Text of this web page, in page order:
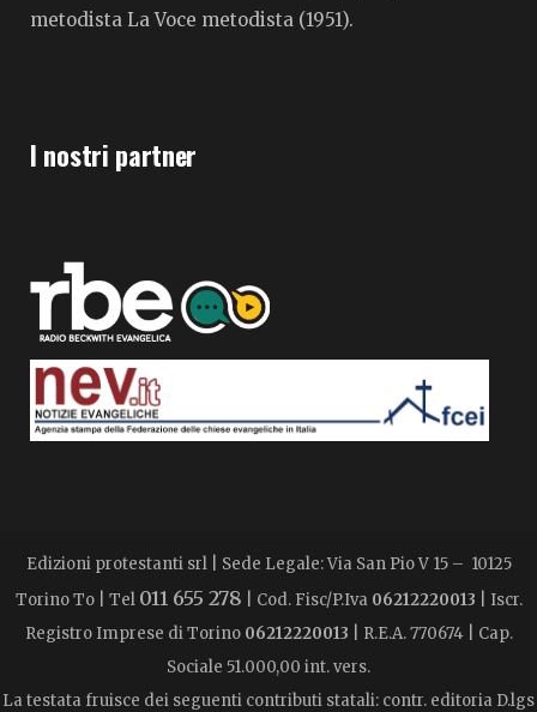
metodista La Voce metodista (1951).
I nostri partner
Edizioni protestanti srl | Sede Legale: Via San Pio V 15 – 10125
Torino To | Tel 011 655 278 | Cod. Fisc/P.Iva 06212220013 | Iscr.
Registro Imprese di Torino 06212220013 | R.E.A. 770674 | Cap.
Sociale 51.000,00 int. vers.
La testata fruisce dei seguenti contributi statali: contr. editoria D.lgs